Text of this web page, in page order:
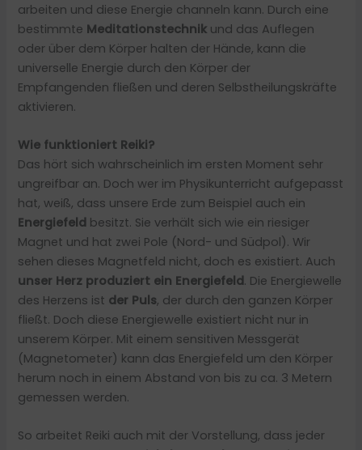
arbeiten und diese Energie channeln kann. Durch eine
bestimmte Meditationstechnik und das Auflegen
oder über dem Körper halten der Hände, kann die
universelle Energie durch den Körper der
Empfangenden fließen und deren Selbstheilungskräfte
aktivieren.
Wie funktioniert Reiki?
Das hört sich wahrscheinlich im ersten Moment sehr
ungreifbar an. Doch wer im Physikunterricht aufgepasst
hat, weiß, dass unsere Erde zum Beispiel auch ein
Energiefeld besitzt. Sie verhält sich wie ein riesiger
Magnet und hat zwei Pole (Nord- und Südpol). Wir
sehen dieses Magnetfeld nicht, doch es existiert. Auch
unser Herz produziert ein Energiefeld. Die Energiewelle
des Herzens ist der Puls, der durch den ganzen Körper
fließt. Doch diese Energiewelle existiert nicht nur in
unserem Körper. Mit einem sensitiven Messgerät
(Magnetometer) kann das Energiefeld um den Körper
herum noch in einem Abstand von bis zu ca. 3 Metern
gemessen werden.
So arbeitet Reiki auch mit der Vorstellung, dass jeder